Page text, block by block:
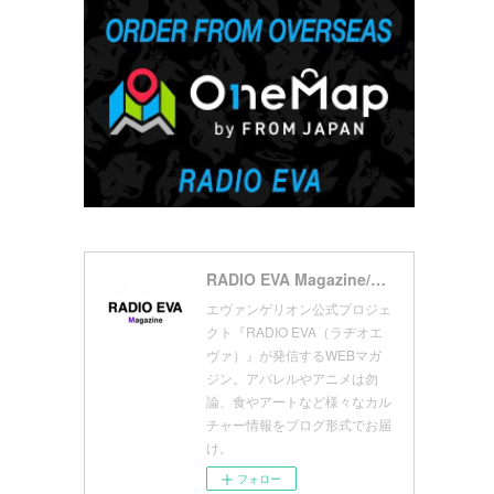
(7)
(10 )
(5)
(11)
9
(18)
(17 )
(13
(16)
RADIO EVA Magazine/ラヂオエヴァ マガジン
エヴァンゲリオン公式プロジェ
クト『RADIO EVA（ラヂオエ
ヴァ）』が発信するWEBマガ
ジン。アパレルやアニメは勿
論、食やアートなど様々なカル
チャー情報をブログ形式でお届
け。
フォロー